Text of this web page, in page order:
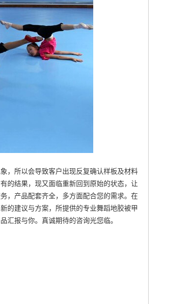
，所以会导致客户出现反复确认样板及材料
的结果，现又面临重新回到原始的状态，让
，产品配套齐全，多方面配合您的需求。在
的建议与方案，所提供的专业舞蹈地胶被甲
汇报与你。真诚期待的咨询光您临。